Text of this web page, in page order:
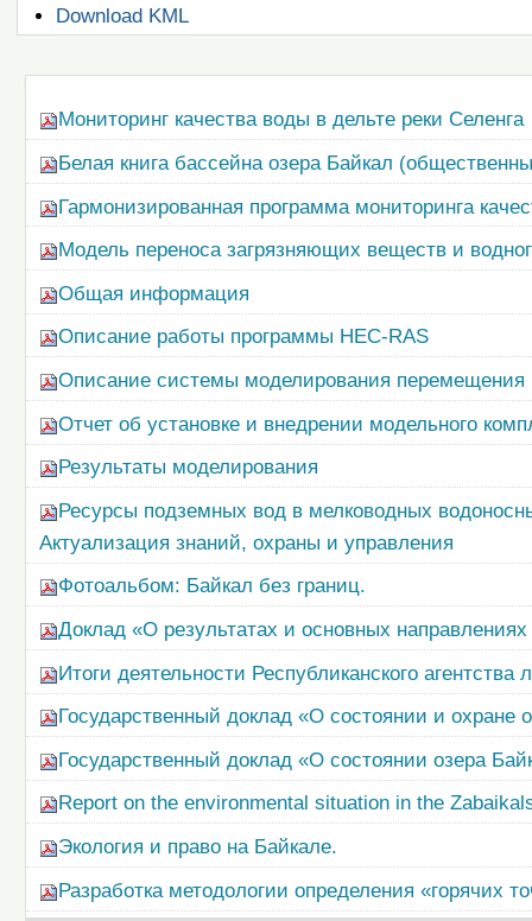
Операции
с
Download KML
Мониторинг качества воды в дельте реки Селенга
Белая книга бассейна озера Байкал
Гармонизированная программа мониторинга
Модель переноса загрязняющих веществ и
Общая информация
Описание работы программы HEC-RAS
Описание системы моделирования перемещения
Отчет об установке и внедрении модельного
Результаты моделирования
Ресурсы подземных вод в мелководных
Актуализация знаний, охраны и управления
Фотоальбом: Байкал без границ.
Доклад «О результатах и основных направлениях
Итоги деятельности Республиканского агентства
Государственный доклад «О состоянии и
Государственный доклад «О состоянии озера
Report on the environmental situation in the
Экология и право на Байкале.
Разработка методологии определения «горячих